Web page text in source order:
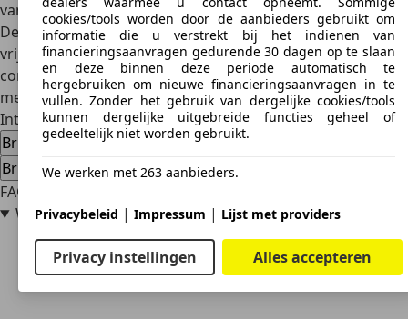
van Daewoo of de daarvan afgeleide Chevrolet-modellen.
De moderne Brilliance-SWM G01 is qua prijs en kwaliteit
vrij doorsnee, maar bevindt zich in het felbevochten
compacte SUV-segment, dat ook volop keuze biedt uit
meer bekende en vertrouwde merken.
Interesse in een Brilliance
Brilliance occasions Brilliance nieuwe auto's
Brilliance dealeraanbiedingen
FAQ
Wat is een Brilliance?
cookies/tools worden door de aanbieders gebruikt om
informatie die u verstrekt bij het indienen van
financieringsaanvragen gedurende 30 dagen op te slaan
en deze binnen deze periode automatisch te
hergebruiken om nieuwe financieringsaanvragen in te
vullen. Zonder het gebruik van dergelijke cookies/tools
kunnen dergelijke uitgebreide functies geheel of
gedeeltelijk niet worden gebruikt.
We werken met 263 aanbieders.
Privacybeleid | Impressum | Lijst met providers
Privacy instellingen Alles accepteren